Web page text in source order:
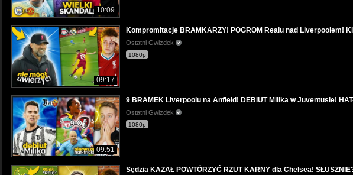
10:09
09:17
Kompromitacje BRAMKARZY! POGROM Realu nad Liverpoolem!
Ostatni Gwizdek
1080p
09:51
9 BRAMEK Liverpoolu na Anfield! DEBIUT Milika w Juventusie!
Ostatni Gwizdek
1080p
Sędzia KAZAŁ POWTÓRZYĆ RZUT KARNY dla Chelsea!